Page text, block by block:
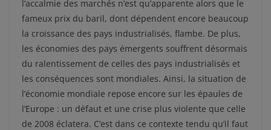
l’accalmie des marchés n’est qu’apparente alors que le
fameux prix du baril, dont dépendent encore beaucoup
la croissance des pays industrialisés, flambe. De plus,
les économies des pays émergents souffrent désormais
du ralentissement de celles des pays industrialisés et
les conséquences sont mondiales. Ainsi, la situation de
l’économie mondiale repose encore sur les épaules de
l’Europe : un défaut et une crise plus violente que celle
de 2008 éclatera. C’est dans ce contexte tendu qu’il faut